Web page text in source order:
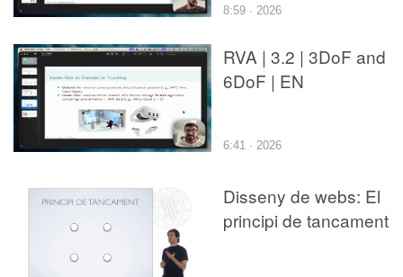
8:59 · 2026
RVA | 3.2 | 3DoF and
6DoF | EN
6:41 · 2026
Disseny de webs: El
principi de tancament